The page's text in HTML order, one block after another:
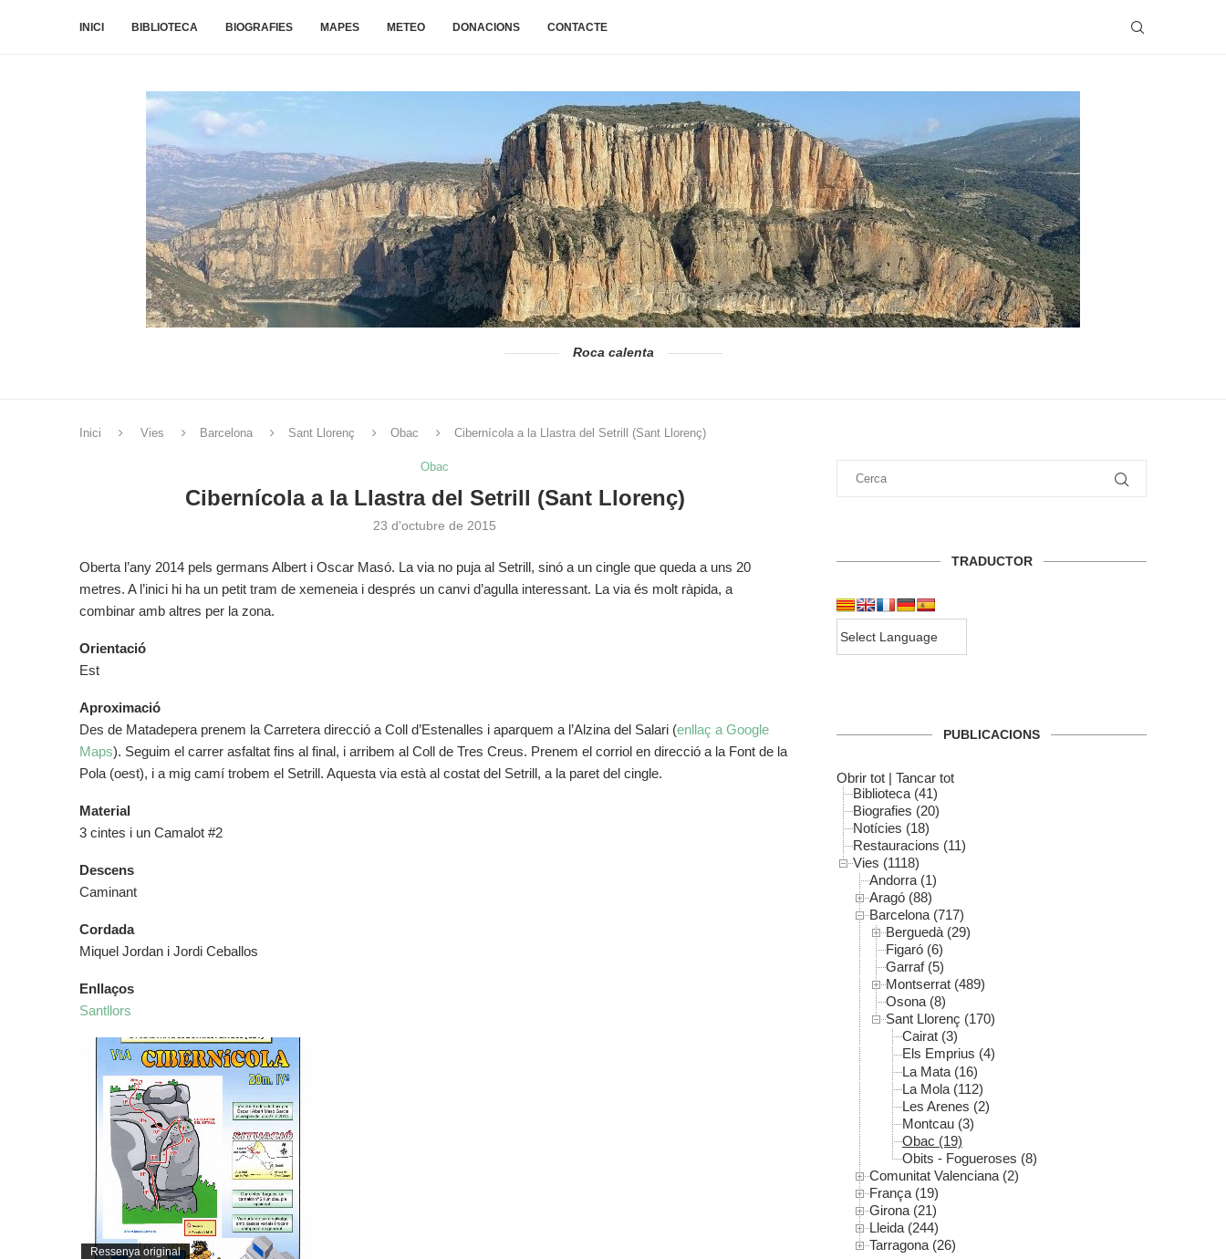
INICI BIBLIOTECA BIOGRAFIES MAPES METEO DONACIONS CONTACTE
Roca calenta
Inici Vies Barcelona Sant Llorenç Obac Cibernícola a la Llastra del Setrill (Sant Llorenç)
Obac
Cibernícola a la Llastra del Setrill (Sant Llorenç)
23 d'octubre de 2015
Oberta l’any 2014 pels germans Albert i Oscar Masó. La via no puja al Setrill, sinó a un cingle que queda a uns 20
metres. A l’inici hi ha un petit tram de xemeneia i després un canvi d’agulla interessant. La via és molt ràpida, a
combinar amb altres per la zona.
Orientació
Est
Aproximació
Des de Matadepera prenem la Carretera direcció a Coll d’Estenalles i aparquem a l’Alzina del Salari (enllaç a Google
Maps). Seguim el carrer asfaltat fins al final, i arribem al Coll de Tres Creus. Prenem el corriol en direcció a la Font de la
Pola (oest), i a mig camí trobem el Setrill. Aquesta via està al costat del Setrill, a la paret del cingle.
Material
3 cintes i un Camalot #2
Descens
Caminant
Cordada
Miquel Jordan i Jordi Ceballos
Enllaços
Santllors
Ressenya original
TRADUCTOR
PUBLICACIONS
Obrir tot | Tancar tot
Biblioteca (41)
Biografies (20)
Notícies (18)
Restauracions (11)
Vies (1118)
Andorra (1)
Aragó (88)
Barcelona (717)
Berguedà (29)
Figaró (6)
Garraf (5)
Montserrat (489)
Osona (8)
Sant Llorenç (170)
Cairat (3)
Els Emprius (4)
La Mata (16)
La Mola (112)
Les Arenes (2)
Montcau (3)
Obac (19)
Obits - Fogueroses (8)
Comunitat Valenciana (2)
França (19)
Girona (21)
Lleida (244)
Tarragona (26)